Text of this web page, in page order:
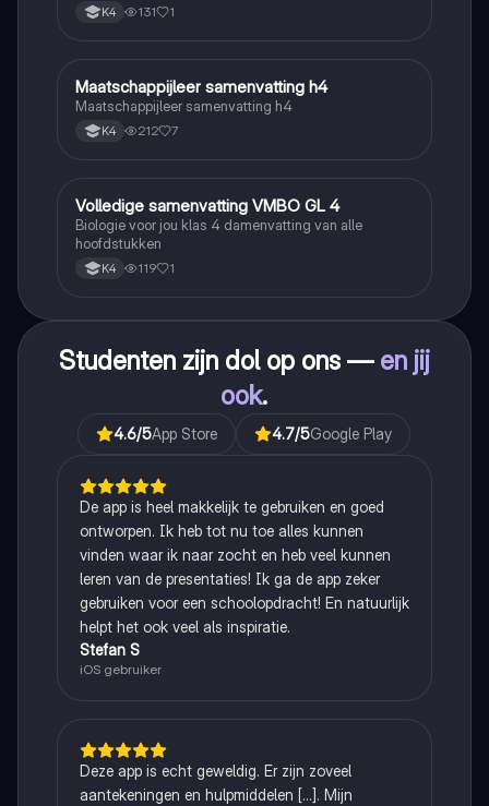
K4 131 1
Maatschappijleer
Maatschappijleer samenvatting h4
Maatschappijleer samenvatting h4
K4 212 7
Biologie
Volledige samenvatting VMBO GL 4
Biologie voor jou klas 4 damenvatting van alle
hoofdstukken
K4 119 1
Studenten zijn dol op ons — en jij
ook.
4.6/5App Store 4.7/5Google Play
De app is heel makkelijk te gebruiken en goed
ontworpen. Ik heb tot nu toe alles kunnen
vinden waar ik naar zocht en heb veel kunnen
leren van de presentaties! Ik ga de app zeker
gebruiken voor een schoolopdracht! En natuurlijk
helpt het ook veel als inspiratie.
Stefan S
iOS gebruiker
Deze app is echt geweldig. Er zijn zoveel
aantekeningen en hulpmiddelen [...]. Mijn